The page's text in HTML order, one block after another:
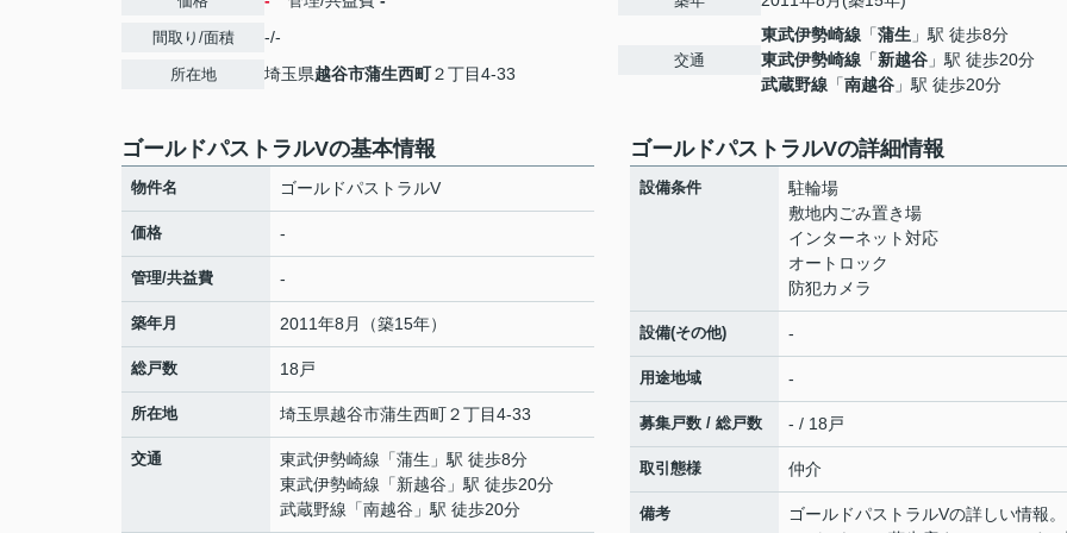
間取り/面積 -/-
所在地 埼玉県越谷市蒲生西町２丁目4-33
交通
東武伊勢崎線 「蒲生 」駅 徒歩8分
東武伊勢崎線 「新越谷 」駅 徒歩20分
武蔵野線 「南越谷 」駅 徒歩20分
ゴールドパストラルVの基本情報
物件名 ゴールドパストラルV
価格 -
管理/共益費 -
築年月 2011年8月（築15年）
総戸数 18戸
所在地 埼玉県越谷市蒲生西町２丁目4-33
交通 東武伊勢崎線 「蒲生 」駅 徒歩8分
東武伊勢崎線 「新越谷 」駅 徒歩20分
武蔵野線 「南越谷 」駅 徒歩20分
ゴールドパストラルVの詳細情報
設備条件
駐輪場
敷地内ごみ置き場
インターネット対応
オートロック
防犯カメラ
設備(その他) -
用途地域 -
募集戸数 / 総戸数 - / 18戸
取引態様 仲介
備考
ゴールドパストラルVの詳しい情報